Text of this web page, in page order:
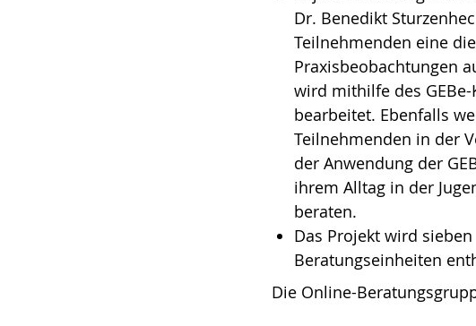
Dr. Benedikt
Teilnehmenden eine
Praxisbeobachtungen
wird mithilfe des
bearbeitet. Ebenfalls
Teilnehmenden in der
der Anwendung der
ihrem Alltag in der
beraten.
Das Projekt wird sieben
Beratungseinheiten
Die Online-